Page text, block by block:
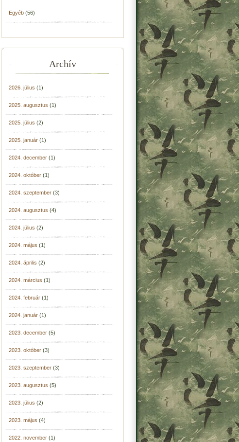
Egyéb(56)
Archív
2026. július (1)
2025. augusztus (1)
2025. július (2)
2025. január(1)
2024. december(1)
2024. október(1)
2024. szeptember(3)
2024. augusztus (4)
2024. július (2)
2024. május (1)
2024. április (2)
2024. március (1)
2024. február(1)
2024. január(1)
2023. december(5)
2023. október(3)
2023. szeptember(3)
2023. augusztus (5)
2023. július (2)
2023. május (4)
2022. november(1)